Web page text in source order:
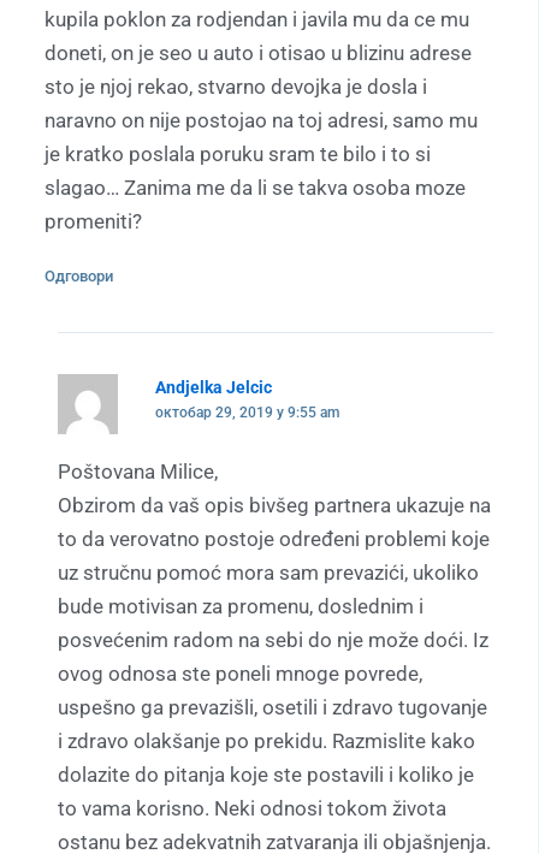
kupila poklon za rodjendan i javila mu da ce mu
doneti, on je seo u auto i otisao u blizinu adrese
sto je njoj rekao, stvarno devojka je dosla i
naravno on nije postojao na toj adresi, samo mu
je kratko poslala poruku sram te bilo i to si
slagao… Zanima me da li se takva osoba moze
promeniti?
Одговори
Andjelka Jelcic
октобар 29, 2019 у 9:55 am
Poštovana Milice,
Obzirom da vaš opis bivšeg partnera ukazuje na
to da verovatno postoje određeni problemi koje
uz stručnu pomoć mora sam prevazići, ukoliko
bude motivisan za promenu, doslednim i
posvećenim radom na sebi do nje može doći. Iz
ovog odnosa ste poneli mnoge povrede,
uspešno ga prevazišli, osetili i zdravo tugovanje
i zdravo olakšanje po prekidu. Razmislite kako
dolazite do pitanja koje ste postavili i koliko je
to vama korisno. Neki odnosi tokom života
ostanu bez adekvatnih zatvaranja ili objašnjenja.